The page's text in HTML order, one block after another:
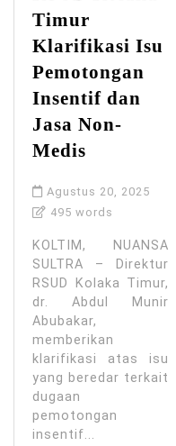
Timur
Klarifikasi Isu
Pemotongan
Insentif dan
Jasa Non-
Medis
Agustus 20, 2025
495 words
KOLTIM, NUANSA
SULTRA – Direktur
RSUD Kolaka Timur,
dr. Abdul Munir
Abubakar,
memberikan
klarifikasi atas isu
yang beredar terkait
dugaan
pemotongan
insentif...